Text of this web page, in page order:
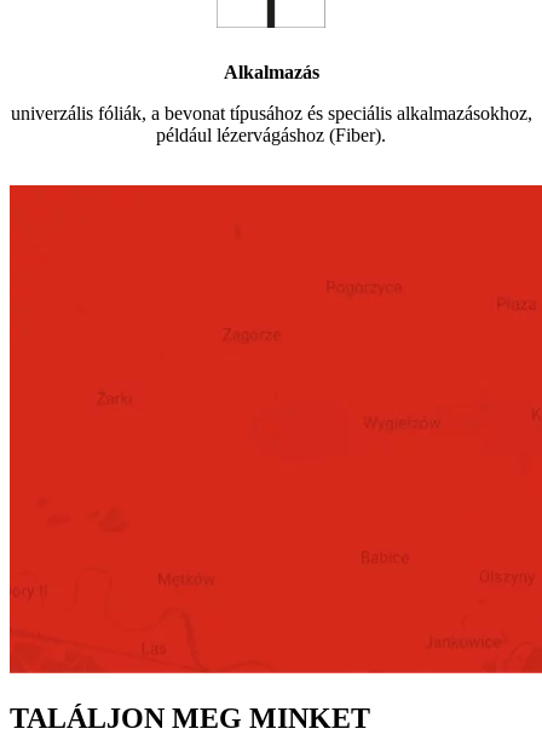
Alkalmazás
univerzális fóliák, a bevonat típusához és speciális alkalmazásokhoz,
például lézervágáshoz (Fiber).
TALÁLJON MEG MINKET